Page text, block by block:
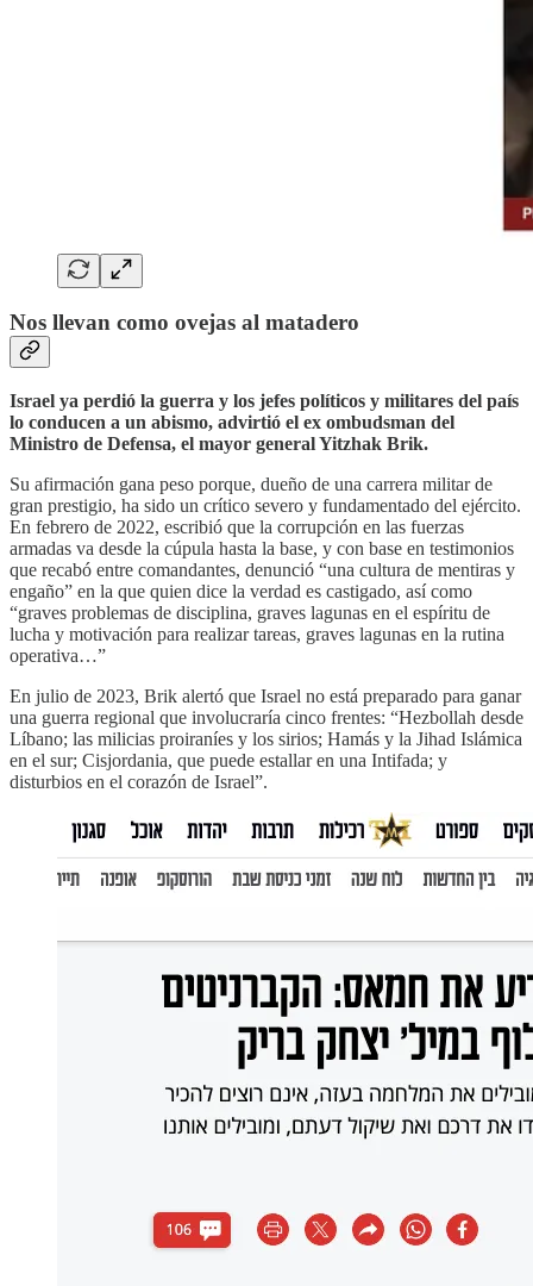
Nos llevan como ovejas al matadero
Israel ya perdió la guerra y los jefes políticos y militares del país
lo conducen a un abismo, advirtió el ex ombudsman del
Ministro de Defensa, el mayor general Yitzhak Brik.
Su afirmación gana peso porque, dueño de una carrera militar de
gran prestigio, ha sido un crítico severo y fundamentado del ejército.
En febrero de 2022, escribió que la corrupción en las fuerzas
armadas va desde la cúpula hasta la base, y con base en testimonios
que recabó entre comandantes, denunció “una cultura de mentiras y
engaño” en la que quien dice la verdad es castigado, así como
“graves problemas de disciplina, graves lagunas en el espíritu de
lucha y motivación para realizar tareas, graves lagunas en la rutina
operativa…”
En julio de 2023, Brik alertó que Israel no está preparado para ganar
una guerra regional que involucraría cinco frentes: “Hezbollah desde
Líbano; las milicias proiraníes y los sirios; Hamás y la Jihad Islámica
en el sur; Cisjordania, que puede estallar en una Intifada; y
disturbios en el corazón de Israel”.